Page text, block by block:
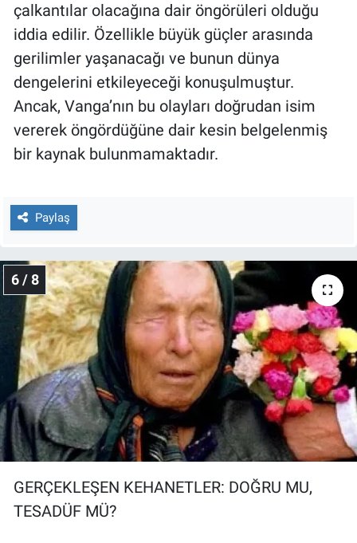
çalkantılar olacağına dair öngörüleri olduğu
iddia edilir. Özellikle büyük güçler arasında
gerilimler yaşanacağı ve bunun dünya
dengelerini etkileyeceği konuşulmuştur.
Ancak, Vanga’nın bu olayları doğrudan isim
vererek öngördüğüne dair kesin belgelenmiş
bir kaynak bulunmamaktadır.
Paylaş
6 / 8
GERÇEKLEŞEN KEHANETLER: DOĞRU MU,
TESADÜF MÜ?